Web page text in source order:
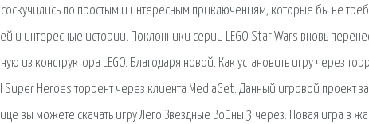
по простым и интересным приключениям, которые бы не
и интересные истории. Поклонники серии LEGO Star Wars вновь
из конструктора LEGO. Благодаря новой. Как установить игру через
Super Heroes торрент через клиента MediaGet. Данный игровой проект
вы можете скачать игру Лего Звездные Войны 3 через. Новая игра в